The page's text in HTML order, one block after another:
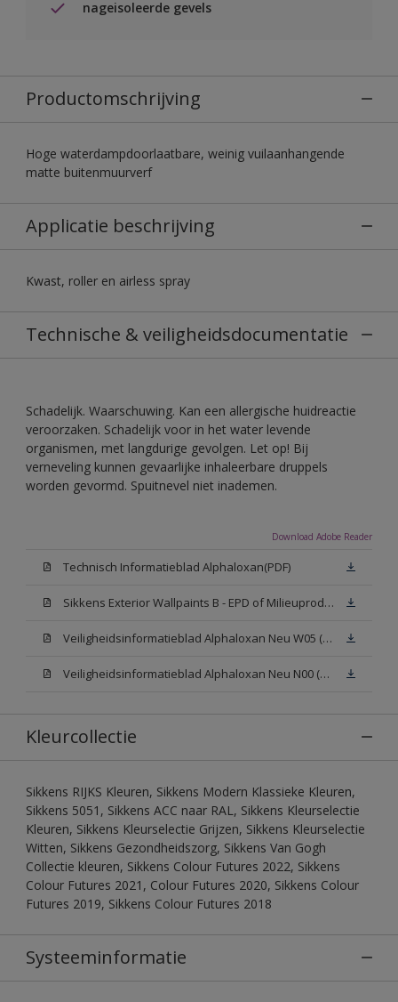
nageisoleerde gevels
Productomschrijving
Hoge waterdampdoorlaatbare, weinig vuilaanhangende
matte buitenmuurverf
Applicatie beschrijving
Kwast, roller en airless spray
Technische & veiligheidsdocumentatie
Schadelijk. Waarschuwing. Kan een allergische huidreactie
veroorzaken. Schadelijk voor in het water levende
organismen, met langdurige gevolgen. Let op! Bij
verneveling kunnen gevaarlijke inhaleerbare druppels
worden gevormd. Spuitnevel niet inademen.
Download Adobe Reader
Technisch Informatieblad Alphaloxan(PDF)
Sikkens Exterior Wallpaints B - EPD of Milieuproductverklaring
Veiligheidsinformatieblad Alphaloxan Neu W05 (MSDS)
Veiligheidsinformatieblad Alphaloxan Neu N00 (MSDS)
Kleurcollectie
Sikkens RIJKS Kleuren, Sikkens Modern Klassieke Kleuren,
Sikkens 5051, Sikkens ACC naar RAL, Sikkens Kleurselectie
Kleuren, Sikkens Kleurselectie Grijzen, Sikkens Kleurselectie
Witten, Sikkens Gezondheidszorg, Sikkens Van Gogh
Collectie kleuren, Sikkens Colour Futures 2022, Sikkens
Colour Futures 2021, Colour Futures 2020, Sikkens Colour
Futures 2019, Sikkens Colour Futures 2018
Systeeminformatie